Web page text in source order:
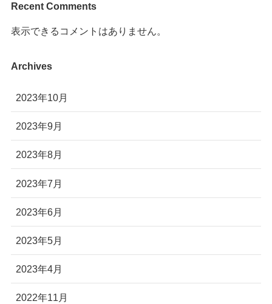
Recent Comments
表示できるコメントはありません。
Archives
2023年10月
2023年9月
2023年8月
2023年7月
2023年6月
2023年5月
2023年4月
2022年11月